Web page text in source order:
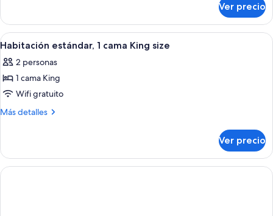
2
camas
matrimoniales
doble
estándar,
2
matrimoniales
Ver precio
Abrir
todas
las
fotos
de
Habitación
cama
King
size
Habitación de hotel con una cama
7
Habitación estándar, 1 cama King size
2 personas
1 cama King
Wifi gratuito
Más detalles
Más
estándar,
cama
Ver precio